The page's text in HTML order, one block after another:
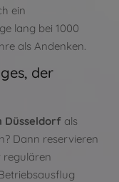
ein
lang bei 1000
als Andenken.
der
Düsseldorf als
Dann reservieren
regulären